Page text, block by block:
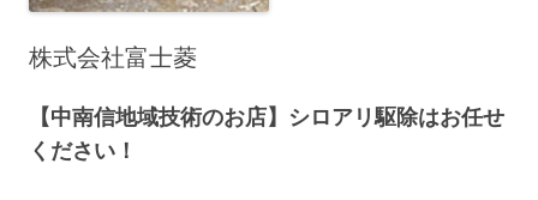
株式会社富士菱
【中南信地域技術のお店】シロアリ駆除はお任せ
ください！